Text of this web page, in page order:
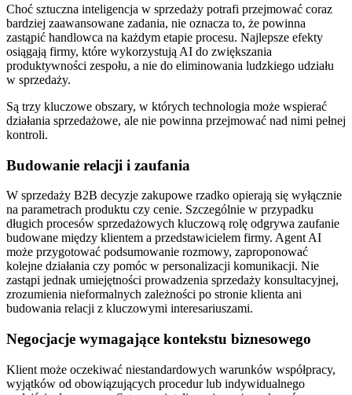
Choć sztuczna inteligencja w sprzedaży potrafi przejmować coraz
bardziej zaawansowane zadania, nie oznacza to, że powinna
zastąpić handlowca na każdym etapie procesu. Najlepsze efekty
osiągają firmy, które wykorzystują AI do zwiększania
produktywności zespołu, a nie do eliminowania ludzkiego udziału
w sprzedaży.
Są trzy kluczowe obszary, w których technologia może wspierać
działania sprzedażowe, ale nie powinna przejmować nad nimi pełnej
kontroli.
Budowanie relacji i zaufania
W sprzedaży B2B decyzje zakupowe rzadko opierają się wyłącznie
na parametrach produktu czy cenie. Szczególnie w przypadku
długich procesów sprzedażowych kluczową rolę odgrywa zaufanie
budowane między klientem a przedstawicielem firmy. Agent AI
może przygotować podsumowanie rozmowy, zaproponować
kolejne działania czy pomóc w personalizacji komunikacji. Nie
zastąpi jednak umiejętności prowadzenia sprzedaży konsultacyjnej,
zrozumienia nieformalnych zależności po stronie klienta ani
budowania relacji z kluczowymi interesariuszami.
Negocjacje wymagające kontekstu biznesowego
Klient może oczekiwać niestandardowych warunków współpracy,
wyjątków od obowiązujących procedur lub indywidualnego